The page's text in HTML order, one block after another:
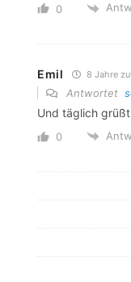
0
Emil 8 Jahre
Antwortet
Und täglich
0